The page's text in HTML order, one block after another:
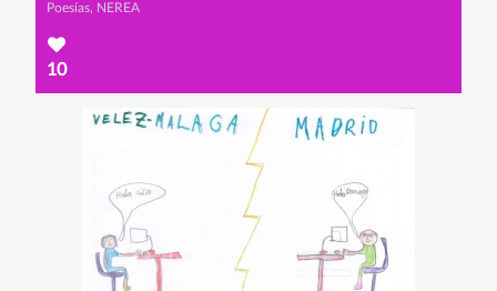
Poesías, NEREA
10